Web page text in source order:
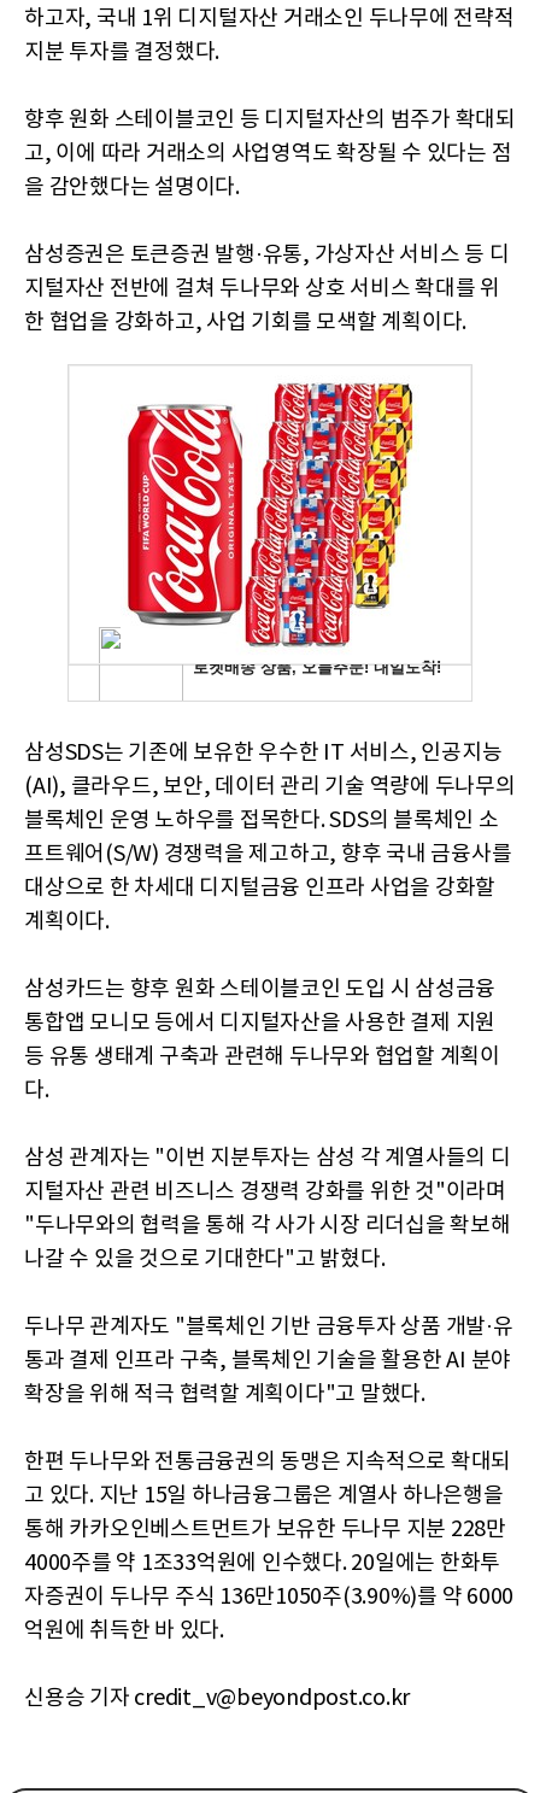
하고자, 국내 1위 디지털자산 거래소인 두나무에 전략적
지분 투자를 결정했다.
향후 원화 스테이블코인 등 디지털자산의 범주가 확대되
고, 이에 따라 거래소의 사업영역도 확장될 수 있다는 점
을 감안했다는 설명이다.
삼성증권은 토큰증권 발행·유통, 가상자산 서비스 등 디
지털자산 전반에 걸쳐 두나무와 상호 서비스 확대를 위
한 협업을 강화하고, 사업 기회를 모색할 계획이다.
삼성SDS는 기존에 보유한 우수한 IT 서비스, 인공지능
(AI), 클라우드, 보안, 데이터 관리 기술 역량에 두나무의
블록체인 운영 노하우를 접목한다. SDS의 블록체인 소
프트웨어(S/W) 경쟁력을 제고하고, 향후 국내 금융사를
대상으로 한 차세대 디지털금융 인프라 사업을 강화할
계획이다.
삼성카드는 향후 원화 스테이블코인 도입 시 삼성금융
통합앱 모니모 등에서 디지털자산을 사용한 결제 지원
등 유통 생태계 구축과 관련해 두나무와 협업할 계획이
다.
삼성 관계자는 "이번 지분투자는 삼성 각 계열사들의 디
지털자산 관련 비즈니스 경쟁력 강화를 위한 것"이라며
"두나무와의 협력을 통해 각 사가 시장 리더십을 확보해
나갈 수 있을 것으로 기대한다"고 밝혔다.
두나무 관계자도 "블록체인 기반 금융투자 상품 개발·유
통과 결제 인프라 구축, 블록체인 기술을 활용한 AI 분야
확장을 위해 적극 협력할 계획이다"고 말했다.
한편 두나무와 전통금융권의 동맹은 지속적으로 확대되
고 있다. 지난 15일 하나금융그룹은 계열사 하나은행을
통해 카카오인베스트먼트가 보유한 두나무 지분 228만
4000주를 약 1조33억원에 인수했다. 20일에는 한화투
자증권이 두나무 주식 136만1050주(3.90%)를 약 6000
억원에 취득한 바 있다.
신용승 기자 credit_v@beyondpost.co.kr